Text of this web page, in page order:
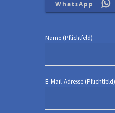
WhatsApp
Name (Pflichtfeld)
E-Mail-Adresse (Pflichtfeld)